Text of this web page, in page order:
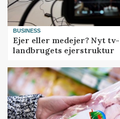
BUSINESS
Ejer eller medejer? Nyt
landbrugets ejerstruktur